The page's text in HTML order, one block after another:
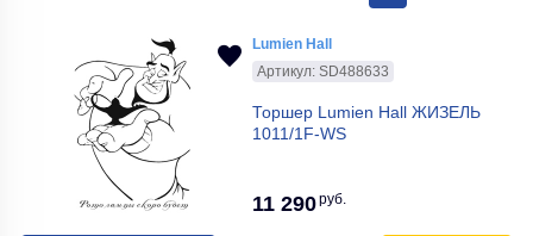
Lumien Hall
Артикул: SD488633
Торшер Lumien Hall ЖИЗЕЛЬ
1011/1F-WS
11 290руб.